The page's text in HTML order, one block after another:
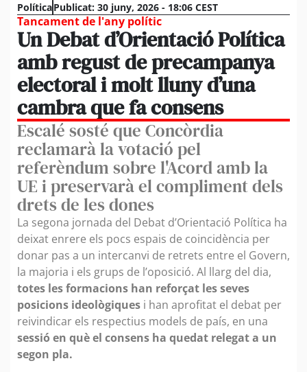
PolíticaPublicat: 30 juny, 2026 - 18:06 CEST
Tancament de l'any polític
Un Debat d’Orientació Política
amb regust de precampanya
electoral i molt lluny d’una
cambra que fa consens
Escalé sosté que Concòrdia
reclamarà la votació pel
referèndum sobre l'Acord amb la
UE i preservarà el compliment dels
drets de les dones
La segona jornada del Debat d’Orientació Política ha
deixat enrere els pocs espais de coincidència per
donar pas a un intercanvi de retrets entre el Govern,
la majoria i els grups de l’oposició. Al llarg del dia,
totes les formacions han reforçat les seves
posicions ideològiques i han aprofitat el debat per
reivindicar els respectius models de país, en una
sessió en què el consens ha quedat relegat a un
segon pla.